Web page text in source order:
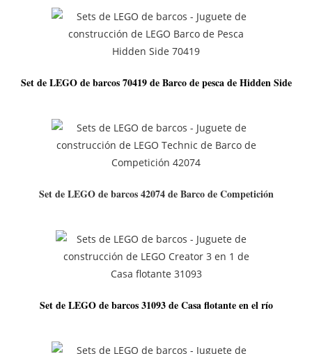
Set de LEGO de barcos 70419 de Barco de pesca de Hidden Side
Set de LEGO de barcos 42074 de Barco de Competición
Set de LEGO de barcos 31093 de Casa flotante en el río